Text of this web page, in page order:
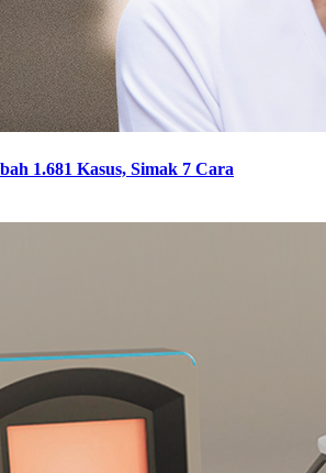
1.681 Kasus, Simak 7 Cara